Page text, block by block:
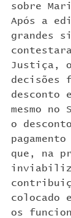
sobre
Após a
grandes
Justiça,
decisões
desconto
mesmo no
o
que, na
colocado
os